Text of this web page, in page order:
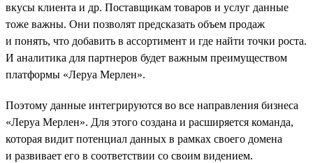
вкусы клиента и др. Поставщикам товаров и услуг данные
тоже важны. Они позволят предсказать объем продаж
и понять, что добавить в ассортимент и где найти точки роста.
И аналитика для партнеров будет важным преимуществом
платформы «Леруа Мерлен».
Поэтому данные интегрируются во все направления бизнеса
«Леруа Мерлен». Для этого создана и расширяется команда,
которая видит потенциал данных в рамках своего домена
и развивает его в соответствии со своим видением.